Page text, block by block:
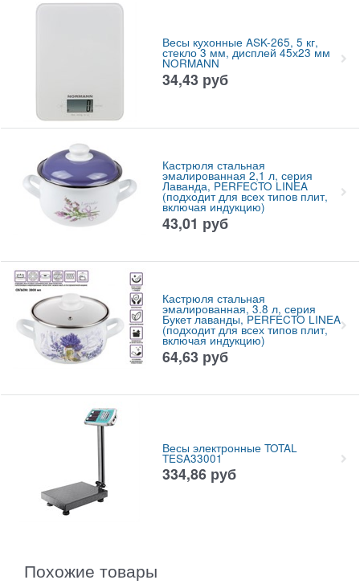
Весы кухонные ASK-265, 5 кг,
стекло 3 мм, дисплей 45х23 мм
NORMANN
34,43 руб
Кастрюля стальная
эмалированная 2,1 л, серия
Лаванда, PERFECTO LINEA
(подходит для всех типов плит,
включая индукцию)
43,01 руб
Кастрюля стальная
эмалированная, 3.8 л, серия
Букет лаванды, PERFECTO LINEA
(подходит для всех типов плит,
включая индукцию)
64,63 руб
Весы электронные TOTAL
TESA33001
334,86 руб
Похожие товары